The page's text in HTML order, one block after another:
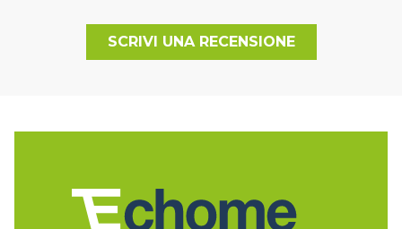
SCRIVI UNA RECENSIONE